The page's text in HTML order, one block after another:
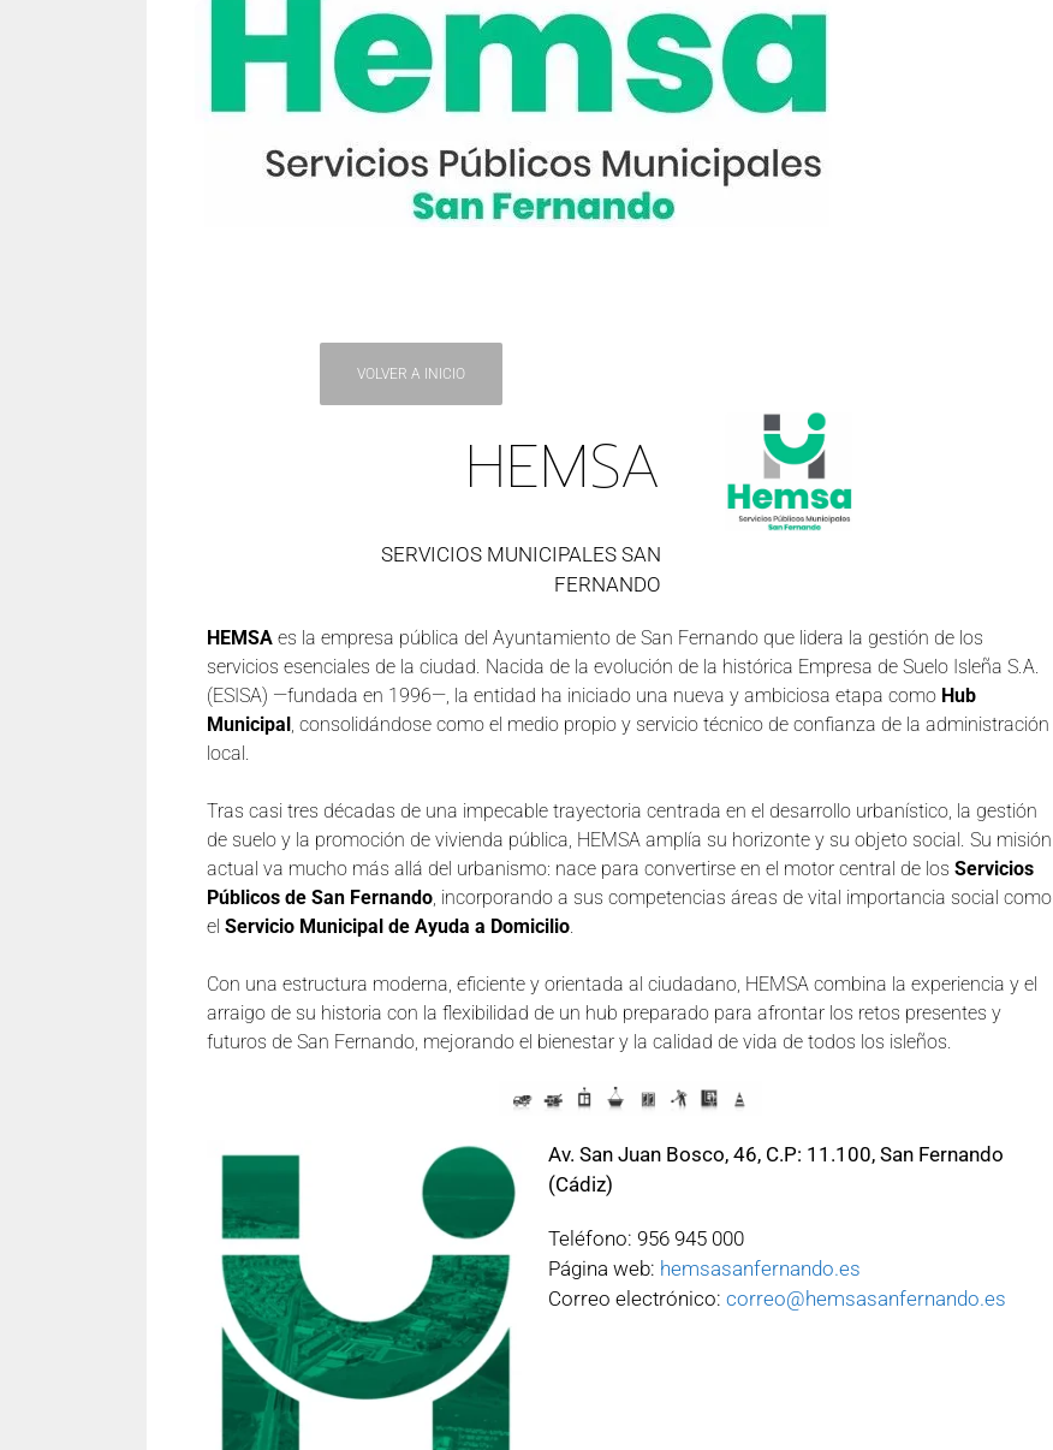
VOLVER A INICIO
HEMSA
SERVICIOS MUNICIPALES SAN
FERNANDO
HEMSA es la empresa pública del Ayuntamiento de San Fernando que lidera la gestión de los
servicios esenciales de la ciudad. Nacida de la evolución de la histórica Empresa de Suelo Isleña S.A.
(ESISA) —fundada en 1996—, la entidad ha iniciado una nueva y ambiciosa etapa como Hub
Municipal, consolidándose como el medio propio y servicio técnico de confianza de la administración
local.
Tras casi tres décadas de una impecable trayectoria centrada en el desarrollo urbanístico, la gestión
de suelo y la promoción de vivienda pública, HEMSA amplía su horizonte y su objeto social. Su misión
actual va mucho más allá del urbanismo: nace para convertirse en el motor central de los Servicios
Públicos de San Fernando, incorporando a sus competencias áreas de vital importancia social como
el Servicio Municipal de Ayuda a Domicilio.
Con una estructura moderna, eficiente y orientada al ciudadano, HEMSA combina la experiencia y el
arraigo de su historia con la flexibilidad de un hub preparado para afrontar los retos presentes y
futuros de San Fernando, mejorando el bienestar y la calidad de vida de todos los isleños.
Av. San Juan Bosco, 46, C.P: 11.100, San Fernando
(Cádiz)
Teléfono: 956 945 000
Página web: hemsasanfernando.es
Correo electrónico:correo@hemsasanfernando.es